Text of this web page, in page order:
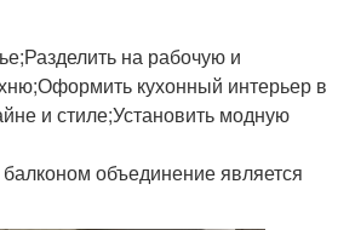
на рабочую и
кухонный интерьер в
и стиле;Установить модную
объединение является